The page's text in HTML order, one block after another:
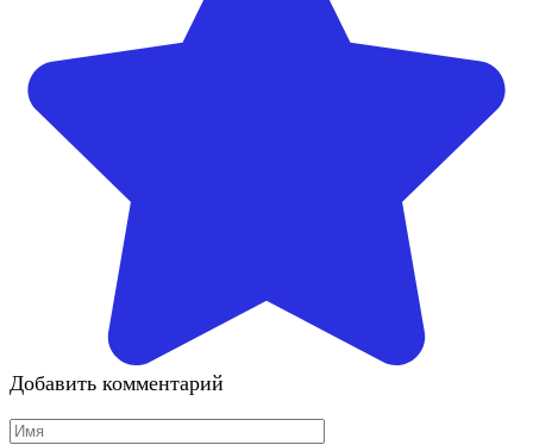
Добавить комментарий
Имя